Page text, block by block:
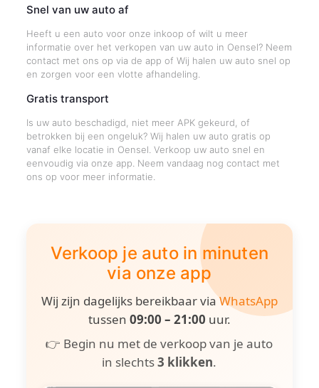
Snel van uw auto af
Heeft u een auto voor onze inkoop of wilt u meer
informatie over het verkopen van uw auto in Oensel? Neem
contact met ons op via de app of Wij halen uw auto snel op
en zorgen voor een vlotte afhandeling.
Gratis transport
Is uw auto beschadigd, niet meer APK gekeurd, of
betrokken bij een ongeluk? Wij halen uw auto gratis op
vanaf elke locatie in Oensel. Verkoop uw auto snel en
eenvoudig via onze app. Neem vandaag nog contact met
ons op voor meer informatie.
Verkoop je auto in minuten
via onze app
Wij zijn dagelijks bereikbaar viaWhatsApp
tussen 09:00 – 21:00 uur.
👉 Begin nu met de verkoop van je auto
in slechts3 klikken.